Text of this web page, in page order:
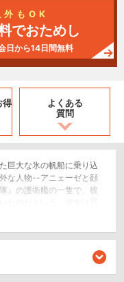
外もOK
でおためし
日から14日間無料
得
よくある
質問
巨大な氷の帆船に乗り込
な人物--アニェーゼと顔
』の護衛艦の一隻で、彼
たのだという。彼女は罪
じ部隊のシスターたちは
。その取引内容とは、ア
アとアンジェレネの確保
ーゼの言葉に従い、どう